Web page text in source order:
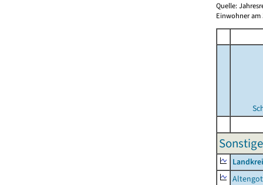
Quelle:
Einwohner am